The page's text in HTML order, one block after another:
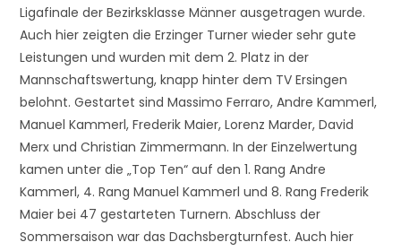
Ligafinale der Bezirksklasse Männer ausgetragen wurde.
Auch hier zeigten die Erzinger Turner wieder sehr gute
Leistungen und wurden mit dem 2. Platz in der
Mannschaftswertung, knapp hinter dem TV Ersingen
belohnt. Gestartet sind Massimo Ferraro, Andre Kammerl,
Manuel Kammerl, Frederik Maier, Lorenz Marder, David
Merx und Christian Zimmermann. In der Einzelwertung
kamen unter die „Top Ten“ auf den 1. Rang Andre
Kammerl, 4. Rang Manuel Kammerl und 8. Rang Frederik
Maier bei 47 gestarteten Turnern. Abschluss der
Sommersaison war das Dachsbergturnfest. Auch hier